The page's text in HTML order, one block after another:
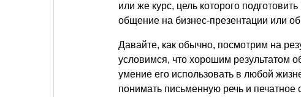
или же курс, цель которого
общение на бизнес-презентации или
Давайте, как обычно, посмотрим на
условимся, что хорошим результатом
умение его использовать в любой
понимать письменную речь и печатное